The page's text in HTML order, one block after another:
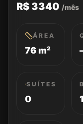
R$ 3340 /mês
ÁREA
76 m²
SUÍTES
0 1